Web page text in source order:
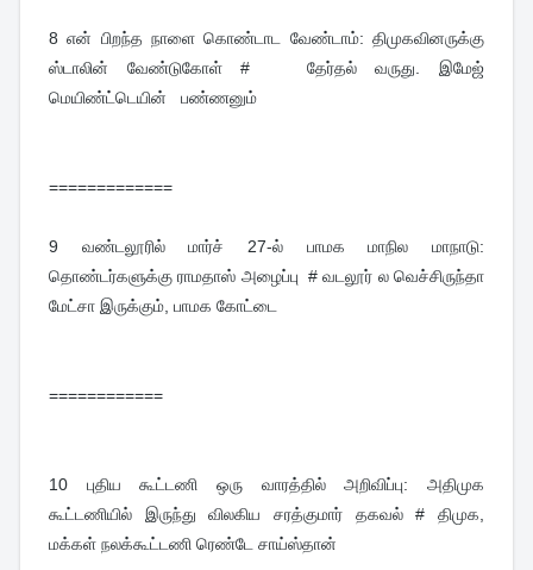
8என் பிறந்த நாளை கொண்டாட வேண்டாம்: திமுகவினருக்கு
ஸ்டாலின் வேண்டுகோள் # தேர்தல் வருது. இமேஜ்
மெயிண்ட்டெயின் பண்ணனும்
=============
9 வண்டலூரில் மார்ச் 27-ல் பாமக மாநில மாநாடு:
தொண்டர்களுக்கு ராமதாஸ் அழைப்பு # வடலூர் ல வெச்சிருந்தா
மேட்சா இருக்கும், பாமக கோட்டை
============
10 புதிய கூட்டணி ஒரு வாரத்தில் அறிவிப்பு: அதிமுக
கூட்டணியில் இருந்து விலகிய சரத்குமார் தகவல் # திமுக,
மக்கள் நலக்கூட்டணி ரெண்டே சாய்ஸ்தான்